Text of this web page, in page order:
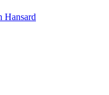
Hansard